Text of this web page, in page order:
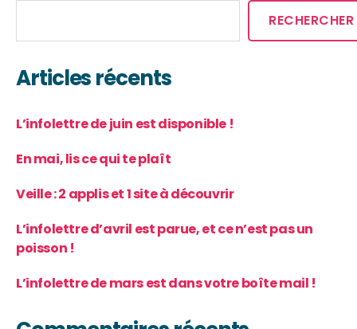
RECHERCHER
Articles récents
L’infolettre de juin est disponible !
En mai, lis ce qui te plaît
Veille : 2 applis et 1 site à découvrir
L’infolettre d’avril est parue, et ce n’est pas un
poisson !
L’infolettre de mars est dans votre boîte mail !